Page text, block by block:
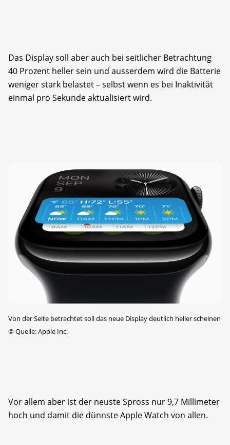
Das Display soll aber auch bei seitlicher Betrachtung
40 Prozent heller sein und ausserdem wird die Batterie
weniger stark belastet – selbst wenn es bei Inaktivität
einmal pro Sekunde aktualisiert wird.
Von der Seite betrachtet soll das neue Display deutlich heller scheinen
©Quelle: Apple Inc.
Vor allem aber ist der neuste Spross nur 9,7 Millimeter
hoch und damit die dünnste Apple Watch von allen.